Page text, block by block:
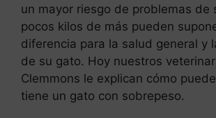
un mayor riesgo de problemas de
pocos kilos de más pueden
diferencia para la salud general y
de su gato. Hoy nuestros
Clemmons le explican cómo
tiene un gato con sobrepeso.